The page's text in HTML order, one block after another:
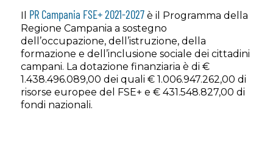
Il PR Campania FSE+ 2021-2027è il Programma della
Regione Campania a sostegno
dell’occupazione, dell’istruzione, della
formazione e dell’inclusione sociale dei cittadini
campani. La dotazione finanziaria è di €
1.438.496.089,00 dei quali € 1.006.947.262,00 di
risorse europee del FSE+ e € 431.548.827,00 di
fondi nazionali.